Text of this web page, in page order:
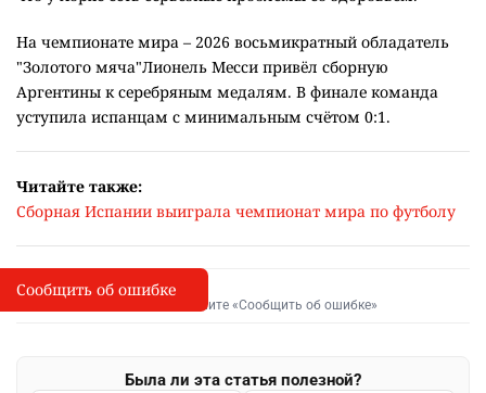
На чемпионате мира – 2026 восьмикратный обладатель
"Золотого мяча"Лионель Месси привёл сборную
Аргентины к серебряным медалям. В финале команда
уступила испанцам с минимальным счётом 0:1.
Читайте также:
Сборная Испании выиграла чемпионат мира по футболу
I
Сообщить об опечатке
Выделите фрагмент и нажмите «Сообщить об ошибке»
Была ли эта статья полезной?
Сообщить об ошибке